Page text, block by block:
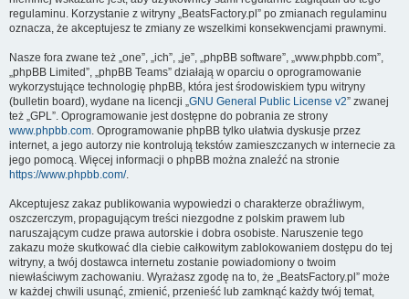
regulaminu. Korzystanie z witryny „BeatsFactory.pl” po zmianach regulaminu
oznacza, że akceptujesz te zmiany ze wszelkimi konsekwencjami prawnymi.
Nasze fora zwane też „one”, „ich”, „je”, „phpBB software”, „www.phpbb.com”,
„phpBB Limited”, „phpBB Teams” działają w oparciu o oprogramowanie
wykorzystujące technologię phpBB, która jest środowiskiem typu witryny
(bulletin board), wydane na licencji „GNU General Public License v2” zwanej
też „GPL”. Oprogramowanie jest dostępne do pobrania ze strony
www.phpbb.com. Oprogramowanie phpBB tylko ułatwia dyskusje przez
internet, a jego autorzy nie kontrolują tekstów zamieszczanych w internecie za
jego pomocą. Więcej informacji o phpBB można znaleźć na stronie
https://www.phpbb.com/.
Akceptujesz zakaz publikowania wypowiedzi o charakterze obraźliwym,
oszczerczym, propagującym treści niezgodne z polskim prawem lub
naruszającym cudze prawa autorskie i dobra osobiste. Naruszenie tego
zakazu może skutkować dla ciebie całkowitym zablokowaniem dostępu do tej
witryny, a twój dostawca internetu zostanie powiadomiony o twoim
niewłaściwym zachowaniu. Wyrażasz zgodę na to, że „BeatsFactory.pl” może
w każdej chwili usunąć, zmienić, przenieść lub zamknąć każdy twój temat,